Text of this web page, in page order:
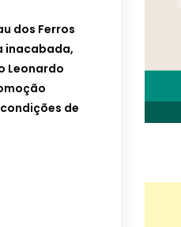
dos Ferros
inacabada,
Leonardo
de